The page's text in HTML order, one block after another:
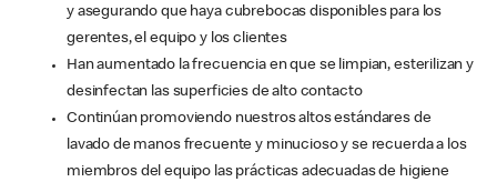
y asegurando que haya cubrebocas disponibles para los
gerentes, el equipo y los clientes
Han aumentado la frecuencia en que se limpian, esterilizan y
desinfectan las superficies de alto contacto
Continúan promoviendo nuestros altos estándares de
lavado de manos frecuente y minucioso y se recuerda a los
miembros del equipo las prácticas adecuadas de higiene